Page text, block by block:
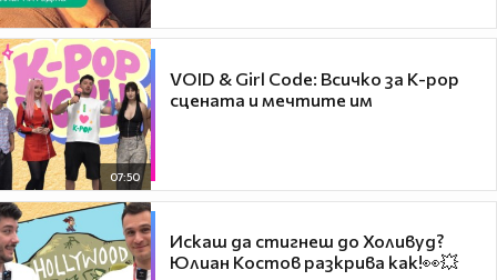
07:50
VOID & Girl Code: Всичко за K-pop
сцената и мечтите им
Искаш да стигнеш до Холивуд?
Юлиан Костов разкрива как!👀💥